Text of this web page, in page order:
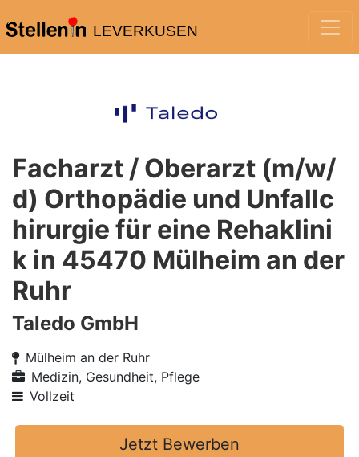
LEVERKUSEN
Facharzt / Oberarzt (m/w/
d) Orthopädie und Unfallc
hirurgie für eine Rehaklini
k in 45470 Mülheim an der
Ruhr
Taledo GmbH
Mülheim an der Ruhr
Medizin, Gesundheit, Pflege
Vollzeit
Jetzt Bewerben